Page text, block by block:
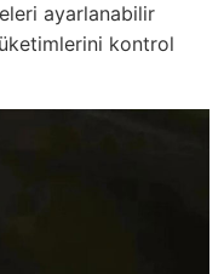
ayarlanabilir
kontrol